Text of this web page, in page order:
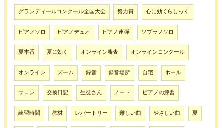
グランディールコンクール全国大会 努力賞 心に効くらしっく
ピアノソロ ピアノデュオ ピアノ連弾 ソプラノソロ
夏本番 夏に効く オンライン審査 オンラインコンクール
オンライン ズーム 録音 録音場所 自宅 ホール
サロン 交換日記 生徒さん ノート ピアノの練習
練習時間 教材 レパートリー 難しい曲 やさしい曲 夏